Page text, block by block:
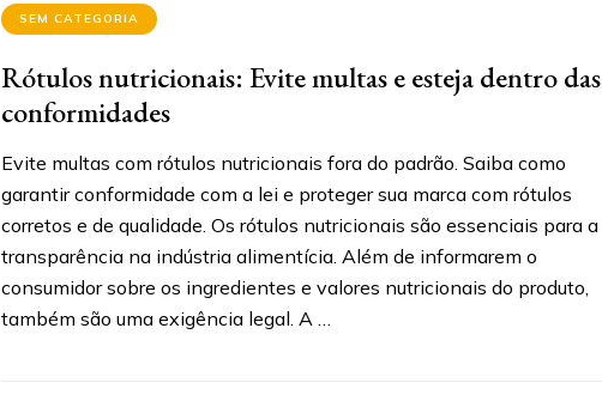
SEM CATEGORIA
Rótulos nutricionais: Evite multas e esteja dentro das
conformidades
Evite multas com rótulos nutricionais fora do padrão. Saiba como
garantir conformidade com a lei e proteger sua marca com rótulos
corretos e de qualidade. Os rótulos nutricionais são essenciais para a
transparência na indústria alimentícia. Além de informarem o
consumidor sobre os ingredientes e valores nutricionais do produto,
também são uma exigência legal. A …